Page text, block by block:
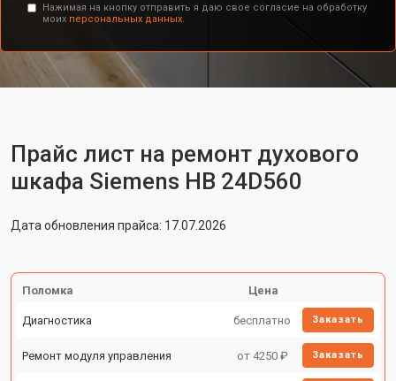
Нажимая на кнопку отправить я даю свое согласие на обработку
моих персональных данных.
Прайс лист на ремонт духового
шкафа Siemens HB 24D560
Дата обновления прайса: 17.07.2026
Поломка Цена
Диагностика бесплатно Заказать
Ремонт модуля управления от 4250 ₽ Заказать